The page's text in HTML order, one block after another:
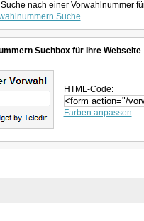
nach einer Vorwahlnummer
Suche.
Suchbox für Ihre Webseite
HTML-Code:
Farben anpassen